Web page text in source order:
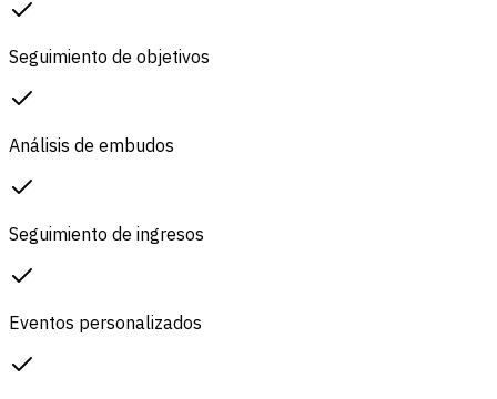
Seguimiento de objetivos
Análisis de embudos
Seguimiento de ingresos
Eventos personalizados